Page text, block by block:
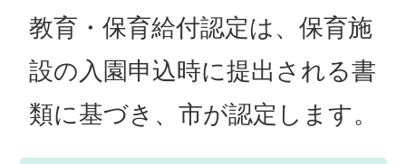
教育・保育給付認定は、保育施
設の入園申込時に提出される書
類に基づき、市が認定します。